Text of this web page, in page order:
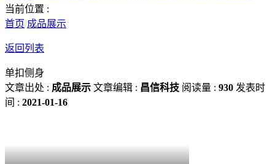
当前位置 :
首页 成品展示
返回列表
单扣侧身
文章出处 : 成品展示 文章编辑 : 昌信科技 阅读量 : 930 发表时
间 : 2021-01-16